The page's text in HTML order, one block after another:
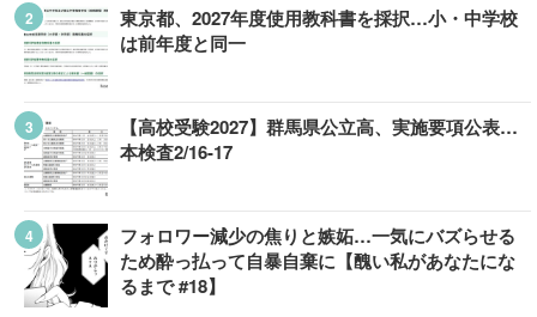
東京都、2027年度使用教科書を採択…小・中学校
は前年度と同一
【高校受験2027】群馬県公立高、実施要項公表…
本検査2/16-17
フォロワー減少の焦りと嫉妬…一気にバズらせる
ため酔っ払って自暴自棄に【醜い私があなたにな
るまで #18】